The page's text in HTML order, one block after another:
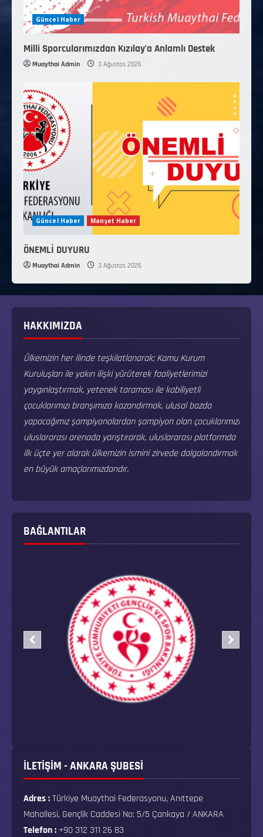
Güncel Haber
Milli Sporcularımızdan Kızılay’a Anlamlı Destek
Muaythai Admin 3 Ağustos 2026
Güncel Haber Manşet Haber
ÖNEMLİ DUYURU
Muaythai Admin 3 Ağustos 2026
HAKKIMIZDA
Ülkemizin her ilinde teşkilatlanarak; Kamu Kurum
Kuruluşları ile yakın ilişki yürüterek faaliyetlerimizi
yaygınlaştırmak, yetenek taraması ile kabiliyetli
çocuklarımızı branşımıza kazandırmak, ulusal bazda
yapacağımız şampiyonalardan şampiyon olan çocuklarımızı
uluslararası arenada yarıştırarak, uluslararası platformda
ilk üçte yer alarak ülkemizin ismini zirvede dalgalandırmak
en büyük amaçlarımızdandır.
BAĞLANTILAR
İLETİŞİM - ANKARA ŞUBESİ
Adres :Türkiye Muaythai Federasyonu, Anıttepe
Mahallesi, Gençlik Caddesi No: 5/5 Çankaya / ANKARA
Telefon : +90 312 311 26 83